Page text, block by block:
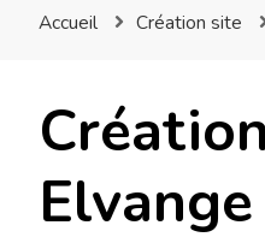
Accueil Création site
Elvange